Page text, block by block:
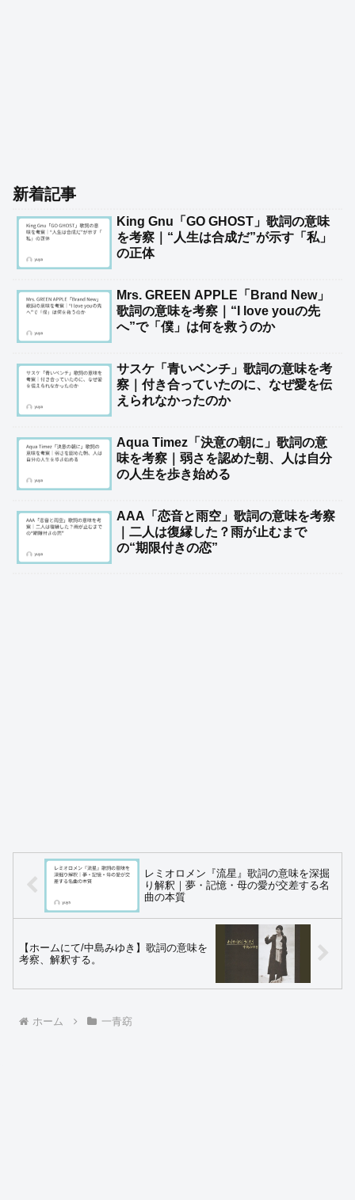
新着記事
King Gnu「GO GHOST」歌詞の意味
を考察｜“人生は合成だ”が示す「私」
の正体
Mrs. GREEN APPLE「Brand New」
歌詞の意味を考察｜“I love youの先
へ”で「僕」は何を救うのか
サスケ「青いベンチ」歌詞の意味を考
察｜付き合っていたのに、なぜ愛を伝
えられなかったのか
Aqua Timez「決意の朝に」歌詞の意
味を考察｜弱さを認めた朝、人は自分
の人生を歩き始める
AAA「恋音と雨空」歌詞の意味を考察
｜二人は復縁した？雨が止むまで
の“期限付きの恋”
レミオロメン『流星』歌詞の意味を深掘
り解釈｜夢・記憶・母の愛が交差する名
曲の本質
【ホームにて/中島みゆき】歌詞の意味を
考察、解釈する。
ホーム 一青窈